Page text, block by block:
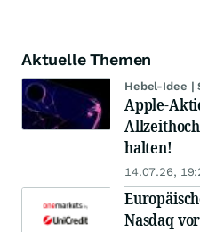
Aktuelle Themen
Hebel-Idee |
Apple-
halten!
14.07.26,
Nasdaq